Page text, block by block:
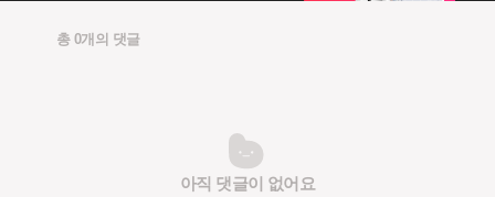
총 0개의 댓글
아직 댓글이 없어요